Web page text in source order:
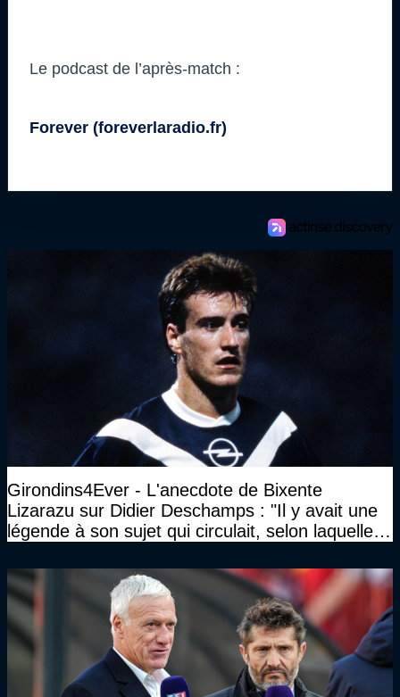
Le podcast de l’après-match :
Forever (foreverlaradio.fr)
Girondins4Ever - L'anecdote de Bixente
Lizarazu sur Didier Deschamps : "Il y avait une
légende à son sujet qui circulait, selon laquelle il